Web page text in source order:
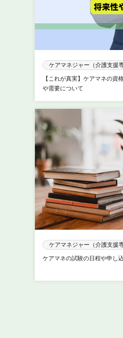
ケアマネジャー（介護支援
【これが真実】ケアマネの資
や需要について
ケアマネジャー（介護支援
ケアマネの試験の日程や申し